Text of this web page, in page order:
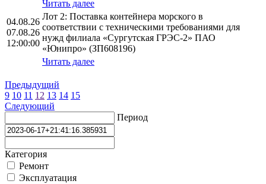
Читать далее
04.08.26
07.08.26
12:00:00
Лот 2: Поставка контейнера морского в
соответствии с техническими требованиями для
нужд филиала «Сургутская ГРЭС-2» ПАО
«Юнипро» (ЗП608196)
Читать далее
Предыдущий
9 10 11 12 13 14 15
Следующий
Период
Категория
Ремонт
Эксплуатация